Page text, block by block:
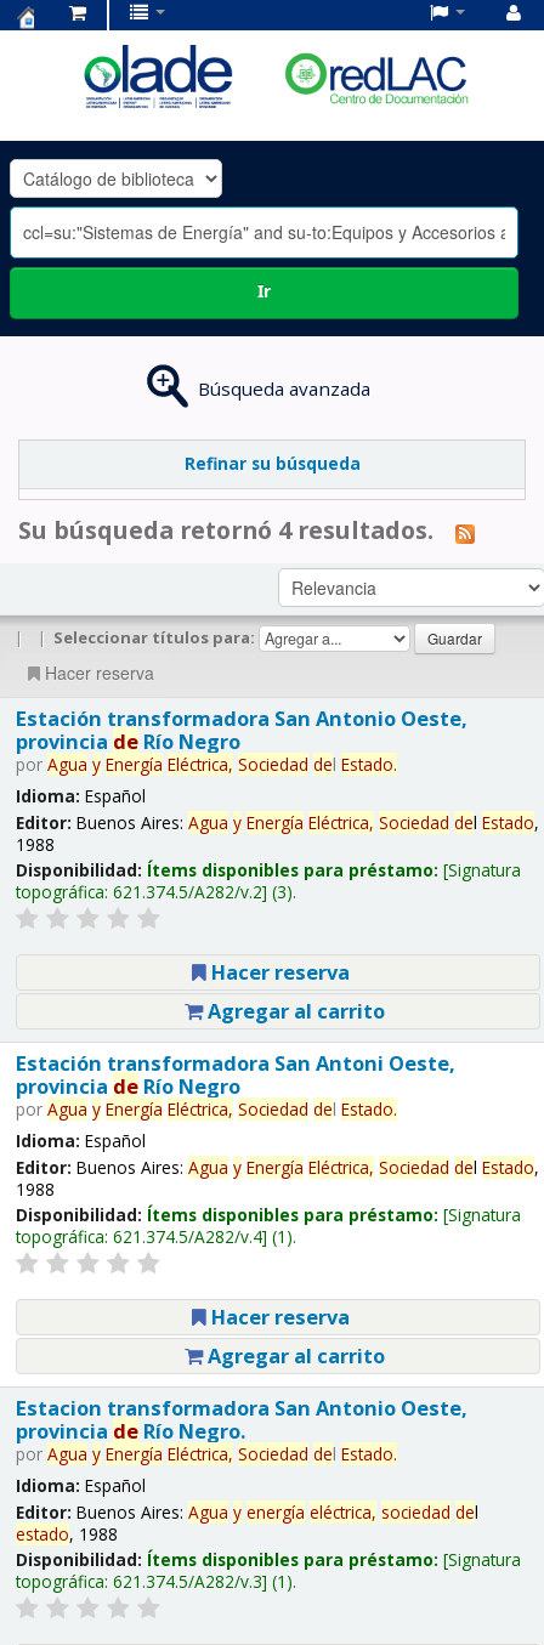
OLADE
-
Ir
Búsqueda avanzada
Refinar su búsqueda
Su búsqueda retornó 4 resultados.
| | Seleccionar títulos para:
Hacer reserva
Estación transformadora San Antonio Oeste,
provincia deRío Negro
por Agua y Energía Eléctrica, Sociedad del Estado.
Idioma: Español
Editor: Buenos Aires: Agua y Energía Eléctrica, Sociedad del Estado,
1988
Disponibilidad: Ítems disponibles para préstamo: Signatura
topográfica: 621.374.5/A282/v.2 (3).
Hacer reserva
Agregar al carrito
Estación transformadora San Antoni Oeste,
provincia deRío Negro
por Agua y Energía Eléctrica, Sociedad del Estado.
Idioma: Español
Editor: Buenos Aires: Agua y Energía Eléctrica, Sociedad del Estado,
1988
Disponibilidad: Ítems disponibles para préstamo: Signatura
topográfica: 621.374.5/A282/v.4 (1).
Hacer reserva
Agregar al carrito
Estacion transformadora San Antonio Oeste,
provincia deRío Negro.
por Agua y Energía Eléctrica, Sociedad del Estado.
Idioma: Español
Editor: Buenos Aires: Agua y energía eléctrica, sociedad del
estado, 1988
Disponibilidad: Ítems disponibles para préstamo: Signatura
topográfica: 621.374.5/A282/v.3 (1).